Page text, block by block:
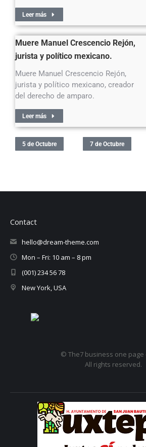
Leer más
Muere Manuel Crescencio Rejón,
jurista y político mexicano.
Muere Manuel Crescencio Rejón,
jurista y político mexicano, creador
del derecho de amparo.
Leer más
5 de Octubre 7 de Octubre
Contact
hello@dream-theme.com
Mon – Fri: 10 am – 8 pm
(001) 234 56 78
New York, USA
© The7 business one page
All rights reserved.